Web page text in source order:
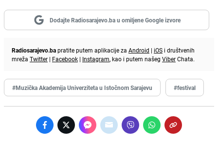
Dodajte Radiosarajevo.ba u omiljene Google izvore
Radiosarajevo.bapratite putem aplikacije za Android | iOS i društvenih
mreža Twitter | Facebook | Instagram, kao i putem našeg ViberChata.
#Muzička Akademija Univerziteta u Istočnom Sarajevu #festival